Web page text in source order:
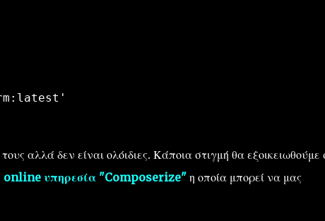
αλλά δεν είναι ολόιδιες. Κάποια στιγμή θα εξοικειωθούμε
online υπηρεσία "Composerize"η οποία μπορεί να μας